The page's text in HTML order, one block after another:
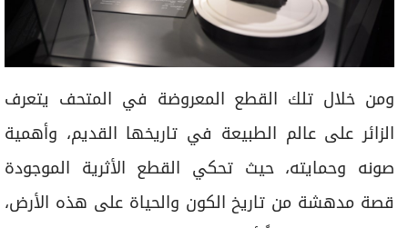
ومن خلال تلك القطع المعروضة في المتحف يتعرف
الزائر على عالم الطبيعة في تاريخها القديم، وأهمية
صونه وحمايته، حيث تحكي القطع الأثرية الموجودة
قصة مدهشة من تاريخ الكون والحياة على هذه الأرض،